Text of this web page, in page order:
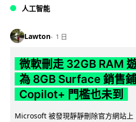
人工智能
Lawton 1 日
微軟刪走 32GB RAM
為 8GB Surface 銷售
Copilot+ 門檻也未到
Microsoft 被發現靜靜刪除官方網站上